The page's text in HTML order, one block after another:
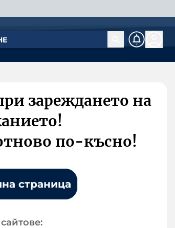
зареждането на
по-късно!
страница